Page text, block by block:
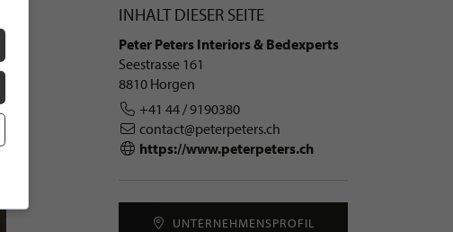
INHALT DIESER SEITE
Peter Peters Interiors & Bedexperts
Seestrasse 161
8810 Horgen
+41 44 / 9190380
contact@peterpeters.ch
https://www.peterpeters.ch
UNTERNEHMENS­PROFIL